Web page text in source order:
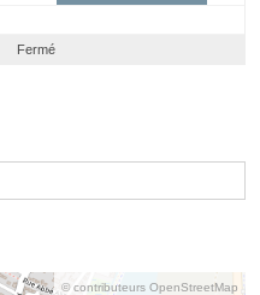
Fermé
© contributeurs OpenStreetMap